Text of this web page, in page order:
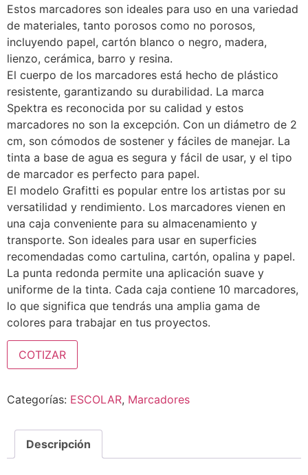
Estos marcadores son ideales para uso en una variedad
de materiales, tanto porosos como no porosos,
incluyendo papel, cartón blanco o negro, madera,
lienzo, cerámica, barro y resina.
El cuerpo de los marcadores está hecho de plástico
resistente, garantizando su durabilidad. La marca
Spektra es reconocida por su calidad y estos
marcadores no son la excepción. Con un diámetro de 2
cm, son cómodos de sostener y fáciles de manejar. La
tinta a base de agua es segura y fácil de usar, y el tipo
de marcador es perfecto para papel.
El modelo Grafitti es popular entre los artistas por su
versatilidad y rendimiento. Los marcadores vienen en
una caja conveniente para su almacenamiento y
transporte. Son ideales para usar en superficies
recomendadas como cartulina, cartón, opalina y papel.
La punta redonda permite una aplicación suave y
uniforme de la tinta. Cada caja contiene 10 marcadores,
lo que significa que tendrás una amplia gama de
colores para trabajar en tus proyectos.
COTIZAR
Categorías: ESCOLAR, Marcadores
Descripción